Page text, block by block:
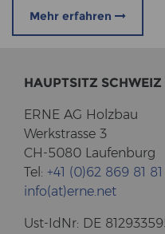
Mehr erfahren
HAUPT­SITZ SCHWEIZ
ERNE AG Holz­bau
Werk­stras­se 3
CH-5080 Lau­fen­burg
Tel: +41 (0)62 869 81 81
info(at)erne.net
Ust-​IdNr: DE